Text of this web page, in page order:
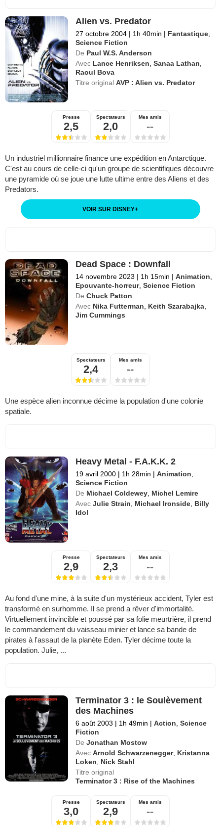
Alien vs. Predator
27 octobre 2004 | 1h 40min | Fantastique
Science Fiction
De Paul W.S. Anderson
Avec Lance Henriksen ,Sanaa Lathan
Raoul Bova
Titre originalAVP : Alien vs. Predator
Presse
2,5
Spectateurs
2,0
Mes amis
--
Un industriel millionnaire finance une expédition en Antarctique.
C'est au cours de celle-ci qu'un groupe de scientifiques découvre
une pyramide où se joue une lutte ultime entre des Aliens et des
Predators.
VOIR SUR DISNEY+
Dead Space : Downfall
14 novembre 2023 | 1h 15min | Animation
Epouvante-horreur,Science Fiction
De Chuck Patton
Avec Nika Futterman Keith Szarabajka
Jim Cummings
Spectateurs
2,4
Mes amis
--
Une espèce alien inconnue décime la population d'une colonie
spatiale.
Heavy Metal - F.A.K.K. 2
19 avril 2000 | 1h 28min | Animation
Science Fiction
De Michael Coldewey Michel Lemire
Avec Julie Strain Michael Ironside Billy
Idol
Presse
2,9
Spectateurs
2,3
Mes amis
--
Au fond d'une mine, à la suite d'un mystérieux accident, Tyler est
transformé en surhomme. Il se prend a rêver d'immortalité.
Virtuellement invincible et poussé par sa folie meurtrière, il prend
le commandement du vaisseau minier et lance sa bande de
pirates à l'assaut de la planète Eden. Tyler décime toute la
population. Julie, ...
Terminator 3 : le Soulèvement
des Machines
6 août 2003 | 1h 49min | Action ,Science
Fiction
De Jonathan Mostow
Avec Arnold Schwarzenegger, Kristanna
Loken
Nick Stahl
Titre original
Terminator 3 : Rise of the Machines
Presse
3,0
Spectateurs
2,9
Mes amis
--